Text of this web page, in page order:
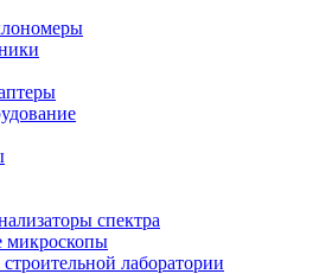
спектра
микроскопы
лаборатории